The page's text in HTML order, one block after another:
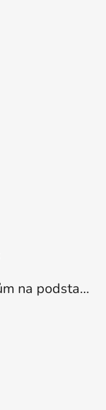
Gravírované poděkování rodičům na podstavci